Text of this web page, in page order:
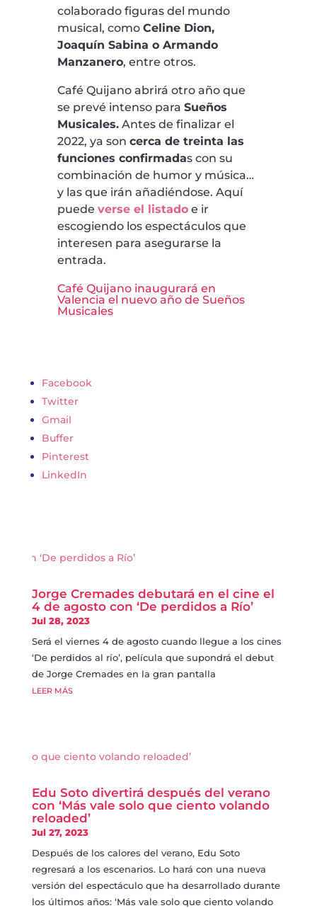
colaborado figuras del mundo
musical, como Celine Dion,
Joaquín Sabina o Armando
Manzanero, entre otros.
Café Quijano abrirá otro año que
se prevé intenso para Sueños
Musicales.Antes de finalizar el
2022, ya son cerca de treinta las
funciones confirmadas con su
combinación de humor y música…
y las que irán añadiéndose. Aquí
puede verse el listadoe ir
escogiendo los espectáculos que
interesen para asegurarse la
entrada.
Café Quijano inaugurará en
Valencia el nuevo año de Sueños
Musicales
Facebook
Twitter
Gmail
Buffer
Pinterest
LinkedIn
Jorge Cremades debutará en el cine el
4 de agosto con ‘De perdidos a Río’
Jul 28, 2023
Será el viernes 4 de agosto cuando llegue a los cines
‘De perdidos al río’, película que supondrá el debut
de Jorge Cremades en la gran pantalla
LEER MÁS
Edu Soto divertirá después del verano
con ‘Más vale solo que ciento volando
reloaded’
Jul 27, 2023
Después de los calores del verano, Edu Soto
regresará a los escenarios. Lo hará con una nueva
versión del espectáculo que ha desarrollado durante
los últimos años: ‘Más vale solo que ciento volando